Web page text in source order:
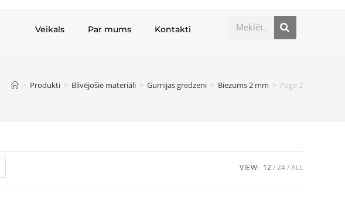
Veikals Par mums Kontakti
> Produkti > Blīvējošie materiāli > Gumijas gredzeni > Biezums 2 mm > Page 2
VIEW: 12 24 ALL